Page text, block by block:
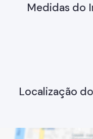
Medidas do
Localização